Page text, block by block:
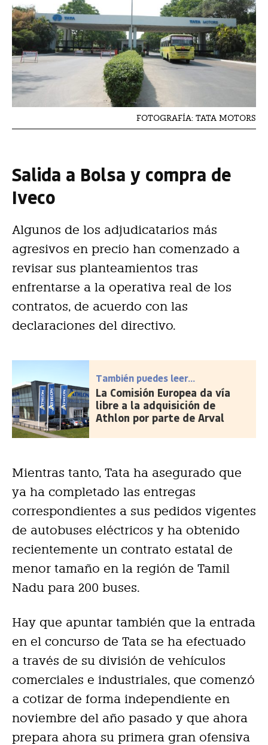
FOTOGRAFÍA: TATA MOTORS
Salida a Bolsa y compra de
Iveco
Algunos de los adjudicatarios más
agresivos en precio han comenzado a
revisar sus planteamientos tras
enfrentarse a la operativa real de los
contratos, de acuerdo con las
declaraciones del directivo.
También puedes leer...
La Comisión Europea da vía
libre a la adquisición de
Athlon por parte de Arval
Mientras tanto, Tata ha asegurado que
ya ha completado las entregas
correspondientes a sus pedidos vigentes
de autobuses eléctricos y ha obtenido
recientemente un contrato estatal de
menor tamaño en la región de Tamil
Nadu para 200 buses.
Hay que apuntar también que la entrada
en el concurso de Tata se ha efectuado
a través de su división de vehículos
comerciales e industriales, que comenzó
a cotizar de forma independiente en
noviembre del año pasado y que ahora
prepara ahora su primera gran ofensiva